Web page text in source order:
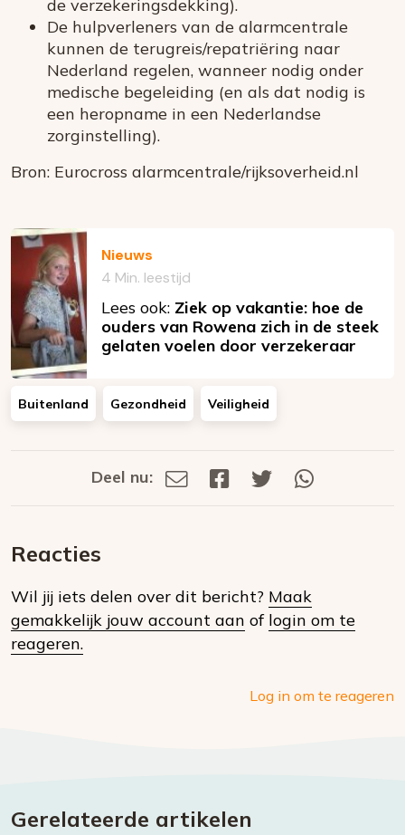
de verzekeringsdekking).
De hulpverleners van de alarmcentrale
kunnen de terugreis/repatriëring naar
Nederland regelen, wanneer nodig onder
medische begeleiding (en als dat nodig is
een heropname in een Nederlandse
zorginstelling).
Bron: Eurocross alarmcentrale/rijksoverheid.nl
Nieuws
4 Min. leestijd
Lees ook: Ziek op vakantie: hoe de
ouders van Rowena zich in de steek
gelaten voelen door verzekeraar
Buitenland Gezondheid Veiligheid
Deel
social
Deel nu:
Deel
Deel
Deel
Reacties
Wil jij iets delen over dit bericht? Maak
gemakkelijk jouw account aan of login om te
reageren.
Log in om te reageren
Gerelateerde artikelen